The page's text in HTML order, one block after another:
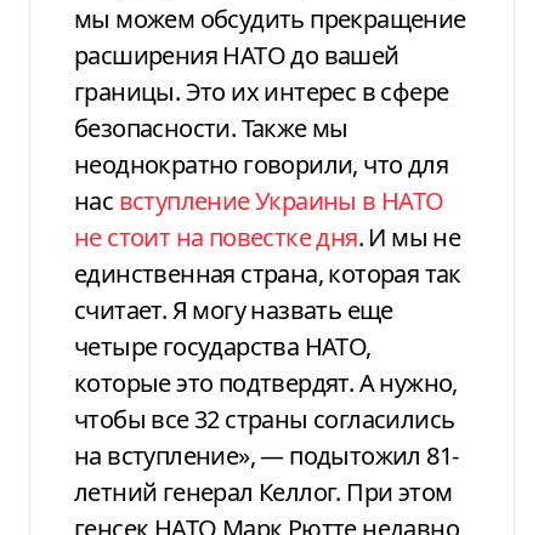
мы можем обсудить прекращение
расширения НАТО до вашей
границы. Это их интерес в сфере
безопасности. Также мы
неоднократно говорили, что для
нас вступление Украины в НАТО
не стоит на повестке дня. И мы не
единственная страна, которая так
считает. Я могу назвать еще
четыре государства НАТО,
которые это подтвердят. А нужно,
чтобы все 32 страны согласились
на вступление», — подытожил 81-
летний генерал Келлог. При этом
генсек НАТО Марк Рютте недавно